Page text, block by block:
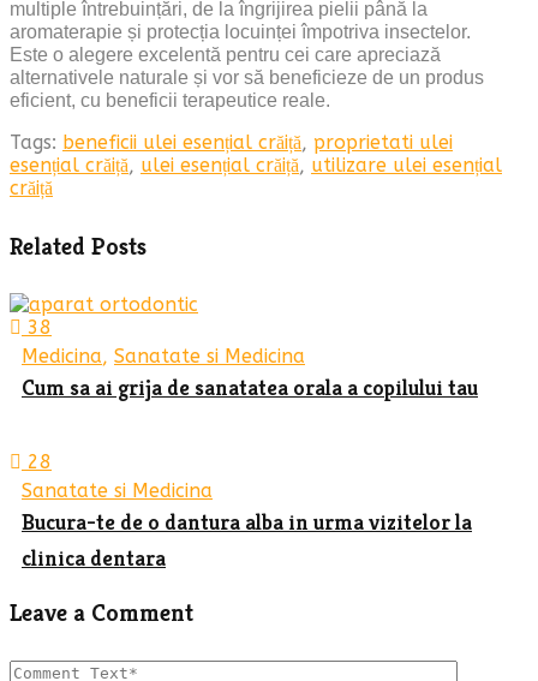
multiple întrebuințări, de la îngrijirea pielii până la
aromaterapie și protecția locuinței împotriva insectelor.
Este o alegere excelentă pentru cei care apreciază
alternativele naturale și vor să beneficieze de un produs
eficient, cu beneficii terapeutice reale.
Tags: beneficii ulei esențial crăiță, proprietati ulei
esențial crăiță, ulei esențial crăiță, utilizare ulei esențial
crăiță
Related Posts
38
Medicina, Sanatate si Medicina
Cum sa ai grija de sanatatea orala a copilului tau
28
Sanatate si Medicina
Bucura-te de o dantura alba in urma vizitelor la
clinica dentara
Leave a Comment